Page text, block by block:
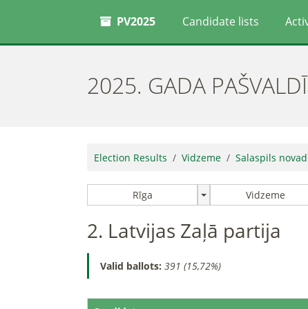
PV2025 Candidate lists
2025. GADA
Election Results Vidzeme Salaspils
Rīga Vidzeme
2. Latvijas Zaļā partija
Valid ballots: 391 (15,72%)